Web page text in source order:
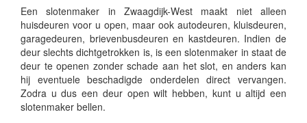
Een slotenmaker in Zwaagdijk-West maakt niet alleen
huisdeuren voor u open, maar ook autodeuren, kluisdeuren,
garagedeuren, brievenbusdeuren en kastdeuren. Indien de
deur slechts dichtgetrokken is, is een slotenmaker in staat de
deur te openen zonder schade aan het slot, en anders kan
hij eventuele beschadigde onderdelen direct vervangen.
Zodra u dus een deur open wilt hebben, kunt u altijd een
slotenmaker bellen.